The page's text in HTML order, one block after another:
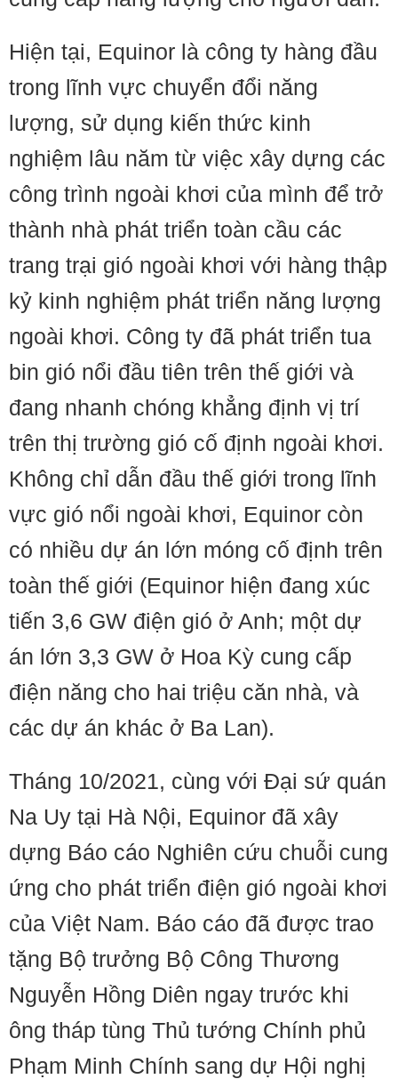
Hiện tại, Equinor là công ty hàng đầu
trong lĩnh vực chuyển đổi năng
lượng, sử dụng kiến ​​thức kinh
nghiệm lâu năm từ việc xây dựng các
công trình ngoài khơi của mình để trở
thành nhà phát triển toàn cầu các
trang trại gió ngoài khơi với hàng thập
kỷ kinh nghiệm phát triển năng lượng
ngoài khơi. Công ty đã phát triển tua
bin gió nổi đầu tiên trên thế giới và
đang nhanh chóng khẳng định vị trí
trên thị trường gió cố định ngoài khơi.
Không chỉ dẫn đầu thế giới trong lĩnh
vực gió nổi ngoài khơi, Equinor còn
có nhiều dự án lớn móng cố định trên
toàn thế giới (Equinor hiện đang xúc
tiến 3,6 GW điện gió ở Anh; một dự
án lớn 3,3 GW ở Hoa Kỳ cung cấp
điện năng cho hai triệu căn nhà, và
các dự án khác ở Ba Lan).
Tháng 10/2021, cùng với Đại sứ quán
Na Uy tại Hà Nội, Equinor đã xây
dựng Báo cáo Nghiên cứu chuỗi cung
ứng cho phát triển điện gió ngoài khơi
của Việt Nam. Báo cáo đã được trao
tặng Bộ trưởng Bộ Công Thương
Nguyễn Hồng Diên ngay trước khi
ông tháp tùng Thủ tướng Chính phủ
Phạm Minh Chính sang dự Hội nghị